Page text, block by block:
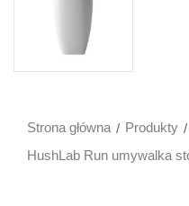
Strona główna Produkty
HushLab Run umywalka